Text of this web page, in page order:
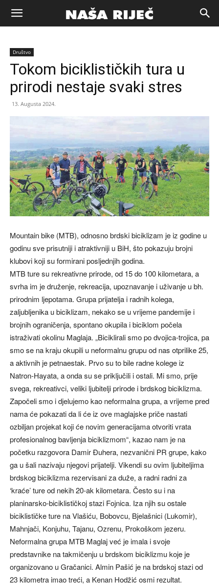
Naša
riječ
Zenica
Društvo
Tokom biciklističkih tura u
prirodi nestaje svaki stres
13. Augusta 2024.
Mountain bike (MTB), odnosno brdski biciklizam je iz godine u
godinu sve prisutniji i atraktivniji u BiH, što pokazuju brojni
klubovi koji su formirani posljednjih godina.
MTB ture su rekreativne prirode, od 15 do 100 kilometara, a
svrha im je druženje, rekreacija, upoznavanje i uživanje u bh.
prirodnim ljepotama. Grupa prijatelja i radnih kolega,
zaljubljenika u biciklizam, nekako se u vrijeme pandemije i
brojnih ograničenja, spontano okupila i biciklom počela
istraživati okolinu Maglaja. „Biciklirali smo po dvojica-trojica, pa
smo se na kraju okupili u neformalnu grupu od nas otprilike 25,
a aktivnih je petnaestak. Prvo su to bile radne kolege iz
Natron-Hayata, a onda su se priključili i ostali. Mi smo, prije
svega, rekreativci, veliki ljubitelji prirode i brdskog biciklizma.
Započeli smo i djelujemo kao neformalna grupa, a vrijeme pred
nama će pokazati da li će iz ove maglajske priče nastati
ozbiljan projekat koji će novim generacijama otvoriti vrata
profesionalnog bavljenja biciklizmom“, kazao nam je na
početku razgovora Damir Đuhera, nezvanični PR grupe, kako
ga u šali nazivaju njegovi prijatelji. Vikendi su ovim ljubiteljima
brdskog biciklizma rezervisani za duže, a radni radni za
‘kraće’ ture od nekih 20-ak kilometara. Često su i na
planinarsko-biciklističkoj stazi Fojnica. Iza njih su ostale
biciklističke ture na Vlašiću, Bobovcu, Bjelašnici (Lukomir),
Mahnjači, Konjuhu, Tajanu, Ozrenu, Prokoškom jezeru.
Neformalna grupa MTB Maglaj već je imala i svoje
predstavnike na takmičenju u brdskom biciklizmu koje je
organizovano u Gračanici. Almin Pašić je na brdskoj stazi od
23 kilometra imao treći, a Kenan Hodžić osmi rezultat.